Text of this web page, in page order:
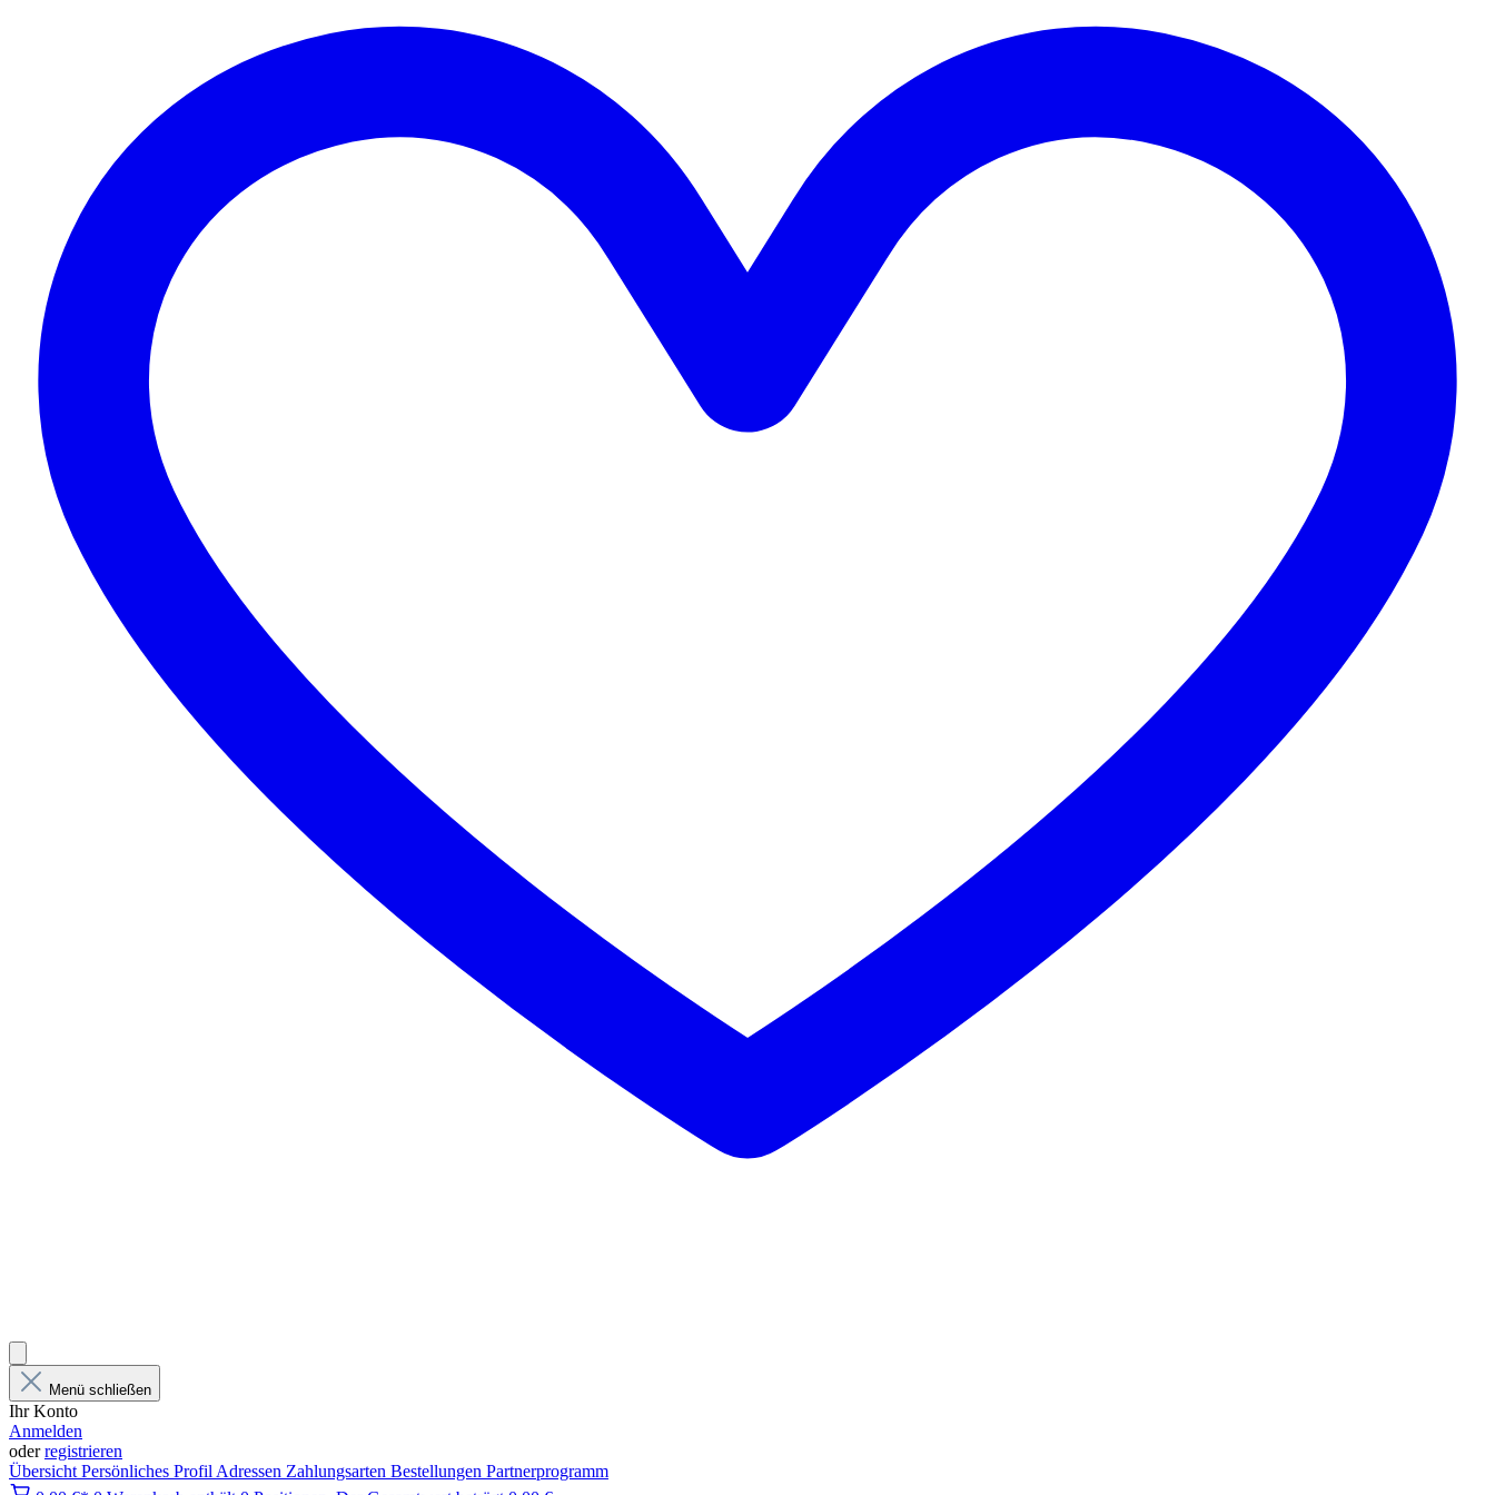
Menü schließen
Ihr Konto
Anmelden
oderregistrieren
Übersicht Persönliches Profil Adressen Zahlungsarten Bestellungen Partnerprogramm